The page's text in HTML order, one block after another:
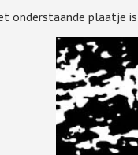
bestudeerde ik
theorie dat
onderstaande plaatje is